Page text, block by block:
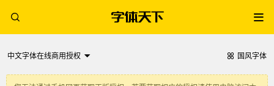
中文字体在线商用授权 国风字体